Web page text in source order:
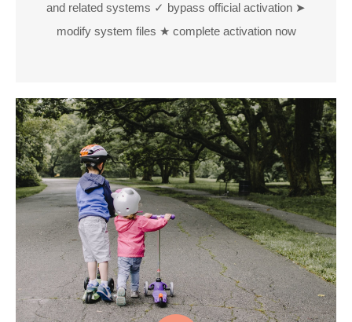
and related systems ✓ bypass official activation ➤
modify system files ★ complete activation now